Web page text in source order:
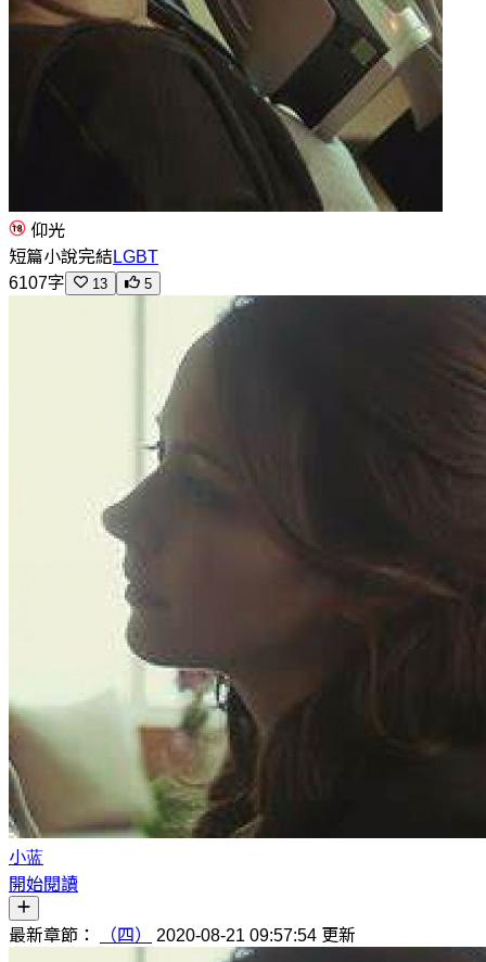
仰光
短篇小說完結 LGBT
6107字
13 5
小蓝
開始閱讀
最新章節： （四） 2020-08-21 09:57:54 更新